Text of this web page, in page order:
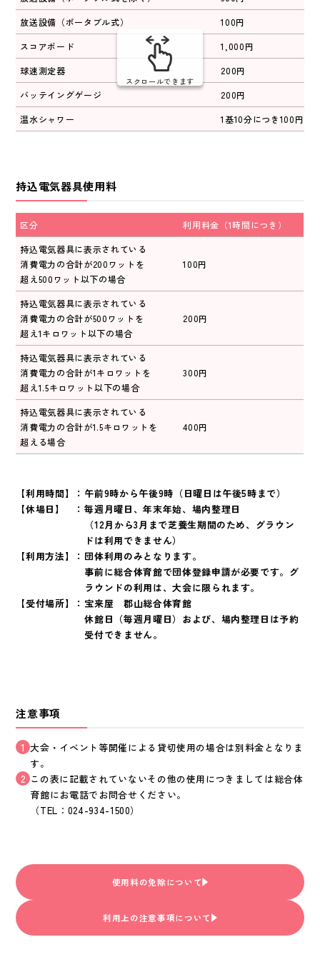
放送設備（ポータブル式）
100円
スコアボード
1,000円
球速測定器
200円
バッテイングゲージ
200円
温水シャワー
1基10分につき100円
スクロールできます
持込電気器具使用料
区分
利用料金（1時間につき）
持込電気器具に表示されている
消費電力の合計が200ワットを
超え500ワット以下の場合
100円
持込電気器具に表示されている
消費電力の合計が500ワットを
超え1キロワット以下の場合
200円
持込電気器具に表示されている
消費電力の合計が1キロワットを
超え1.5キロワット以下の場合
300円
持込電気器具に表示されている
消費電力の合計が1.5キロワットを
超える場合
400円
【利用時間】： 午前9時から午後9時（日曜日は午後5時まで）
【休場日】 ： 毎週月曜日、年末年始、場内整理日
（12月から3月まで芝養生期間のため、グラウン
ドは利用できません）
【利用方法】： 団体利用のみとなります。
事前に総合体育館で団体登録申請が必要です。グ
ラウンドの利用は、大会に限られます。
【受付場所】： 宝来屋 郡山総合体育館
休館日（毎週月曜日）および、場内整理日は予約
受付できません。
注意事項
1 大会・イベント等開催による貸切使用の場合は別料金となりま
す。
2 この表に記載されていないその他の使用につきましては総合体
育館にお電話でお問合せください。
（TEL：024-934-1500）
使用料の免除について
利用上の注意事項について